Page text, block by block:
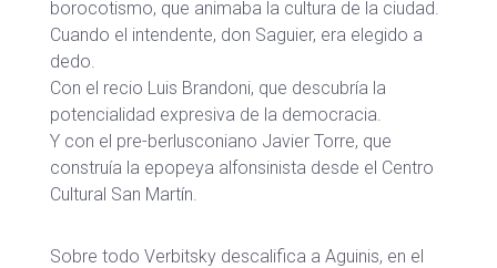
borocotismo, que animaba la cultura de la ciudad.
Cuando el intendente, don Saguier, era elegido a
dedo.
Con el recio Luis Brandoni, que descubría la
potencialidad expresiva de la democracia.
Y con el pre-berlusconiano Javier Torre, que
construía la epopeya alfonsinista desde el Centro
Cultural San Martín.
Sobre todo Verbitsky descalifica a Aguinis, en el